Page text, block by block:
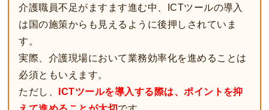
介護職員不足がますます進む中、ICTツールの導入
は国の施策からも見えるように後押しされていま
す。
実際、介護現場において業務効率化を進めることは
必須ともいえます。
ただし、
ICTツールを導入する際は、ポイントを抑